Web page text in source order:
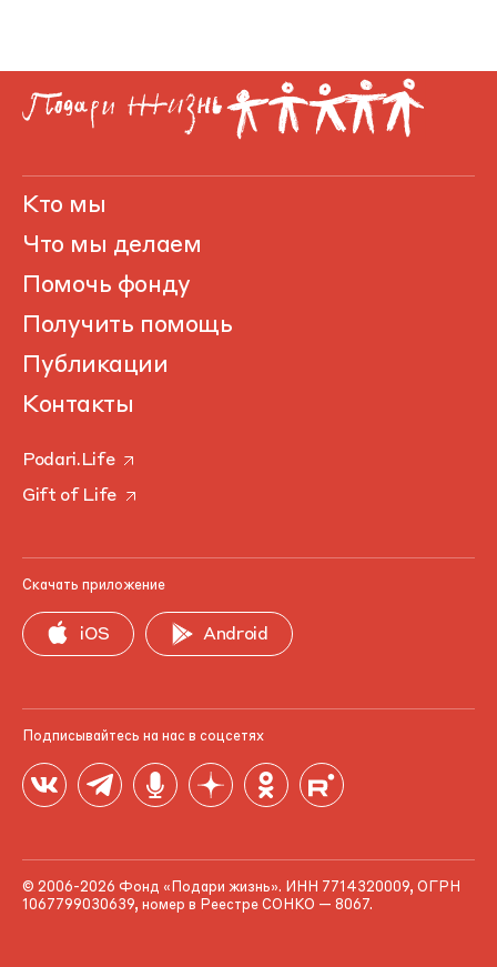
Кто мы
Что мы делаем
Помочь фонду
Получить помощь
Публикации
Контакты
Podari.Life
Gift of Life
Скачать приложение
iOS Android
Подписывайтесь на нас в соцсетях
© 2006-2026 Фонд «Подари жизнь». ИНН 7714320009, ОГРН
1067799030639, номер в Реестре СОНКО — 8067.